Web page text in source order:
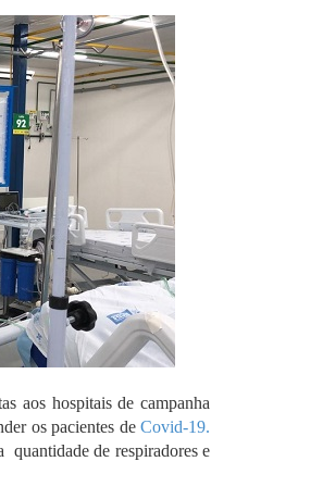
aos hospitais de campanha
os pacientes de Covid-19.
quantidade de respiradores e